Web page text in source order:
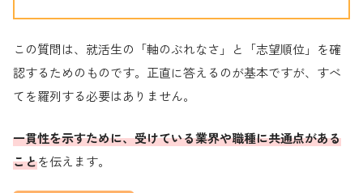
この質問は、就活生の「軸のぶれなさ」と「志望順位」を確
認するためのものです。正直に答えるのが基本ですが、すべ
てを羅列する必要はありません。
一貫性を示すために、受けている業界や職種に共通点がある
ことを伝えます。